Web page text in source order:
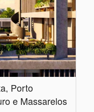
Porto
e Massarelos